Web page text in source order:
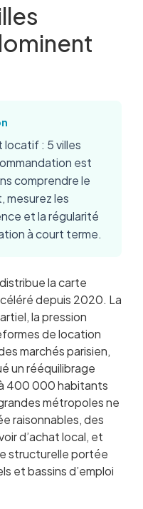
locatif : 5 villes
est
comprendre le
mesurez les
et la régularité
à court terme.
la carte
depuis 2020. La
la pression
de location
marchés parisien,
un rééquilibrage
400 000 habitants
métropoles ne
raisonnables, des
d’achat local, et
structurelle portée
et bassins d’emploi